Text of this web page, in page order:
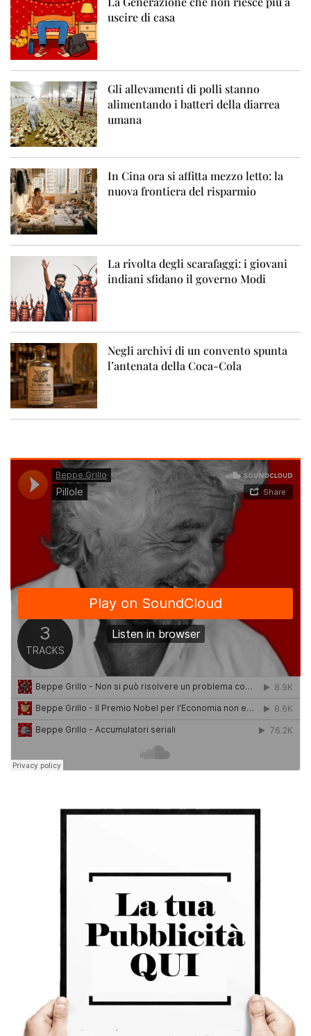
uscire di casa
Gli allevamenti di polli stanno
alimentando i batteri della diarrea
umana
In Cina ora si affitta mezzo letto: la
nuova frontiera del risparmio
La rivolta degli scarafaggi: i giovani
indiani sfidano il governo Modi
Negli archivi di un convento spunta
l’antenata della Coca-Cola